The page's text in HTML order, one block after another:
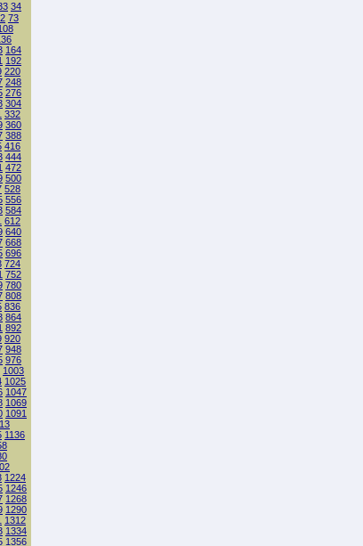
34
73
164
192
220
248
276
304
332
360
388
416
444
472
500
528
556
584
612
640
668
696
724
752
780
808
836
864
892
920
948
976
1003
1025
1047
1069
1091
1136
1224
1246
1268
1290
1312
1334
1356